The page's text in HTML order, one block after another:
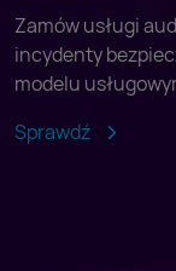
Zamów usługi
incydenty
modelu
Sprawdź